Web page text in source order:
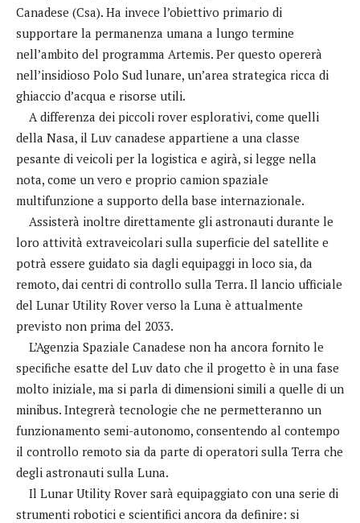
Canadese (Csa). Ha invece l’obiettivo primario di
supportare la permanenza umana a lungo termine
nell’ambito del programma Artemis. Per questo opererà
nell’insidioso Polo Sud lunare, un’area strategica ricca di
ghiaccio d’acqua e risorse utili.
A differenza dei piccoli rover esplorativi, come quelli
della Nasa, il Luv canadese appartiene a una classe
pesante di veicoli per la logistica e agirà, si legge nella
nota, come un vero e proprio camion spaziale
multifunzione a supporto della base internazionale.
Assisterà inoltre direttamente gli astronauti durante le
loro attività extraveicolari sulla superficie del satellite e
potrà essere guidato sia dagli equipaggi in loco sia, da
remoto, dai centri di controllo sulla Terra. Il lancio ufficiale
del Lunar Utility Rover verso la Luna è attualmente
previsto non prima del 2033.
L’Agenzia Spaziale Canadese non ha ancora fornito le
specifiche esatte del Luv dato che il progetto è in una fase
molto iniziale, ma si parla di dimensioni simili a quelle di un
minibus. Integrerà tecnologie che ne permetteranno un
funzionamento semi-autonomo, consentendo al contempo
il controllo remoto sia da parte di operatori sulla Terra che
degli astronauti sulla Luna.
Il Lunar Utility Rover sarà equipaggiato con una serie di
strumenti robotici e scientifici ancora da definire: si